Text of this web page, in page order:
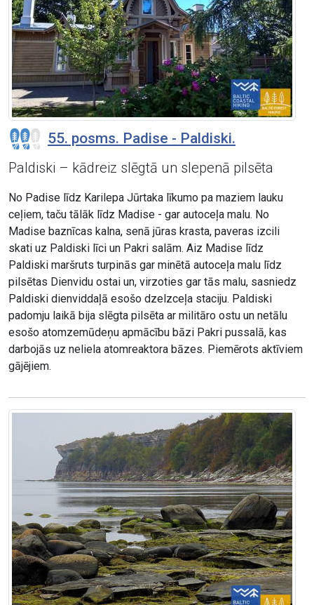
55. posms. Padise - Paldiski.
Paldiski – kādreiz slēgtā un slepenā pilsēta
No Padise līdz Karilepa Jūrtaka līkumo pa maziem lauku
ceļiem, taču tālāk līdz Madise - gar autoceļa malu. No
Madise baznīcas kalna, senā jūras krasta, paveras izcili
skati uz Paldiski līci un Pakri salām. Aiz Madise līdz
Paldiski maršruts turpinās gar minētā autoceļa malu līdz
pilsētas Dienvidu ostai un, virzoties gar tās malu, sasniedz
Paldiski dienviddaļā esošo dzelzceļa staciju. Paldiski
padomju laikā bija slēgta pilsēta ar militāro ostu un netālu
esošo atomzemūdeņu apmācību bāzi Pakri pussalā, kas
darbojās uz neliela atomreaktora bāzes. Piemērots aktīviem
gājējiem.